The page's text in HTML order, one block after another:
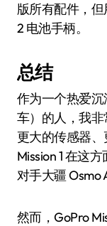
版所有配件，但
2 电池手柄。
总结
作为一个热爱
车）的人，我
更大的传感器、
Mission 1 在这
对手大疆 Osmo
然而，GoPro